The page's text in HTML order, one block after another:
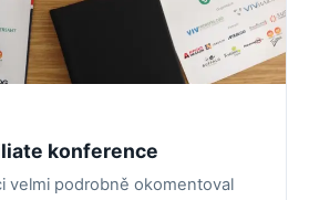
konference
velmi podrobně okomentoval